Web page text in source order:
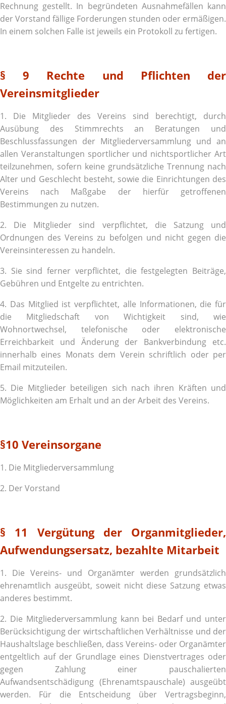
Rechnung gestellt. In begründeten Ausnahmefällen kann
der Vorstand fällige Forderungen stunden oder ermäßigen.
In einem solchen Falle ist jeweils ein Protokoll zu fertigen.
§ 9 Rechte und Pflichten der
Vereinsmitglieder
1. Die Mitglieder des Vereins sind berechtigt, durch
Ausübung des Stimmrechts an Beratungen und
Beschlussfassungen der Mitgliederversammlung und an
allen Veranstaltungen sportlicher und nichtsportlicher Art
teilzunehmen, sofern keine grundsätzliche Trennung nach
Alter und Geschlecht besteht, sowie die Einrichtungen des
Vereins nach Maßgabe der hierfür getroffenen
Bestimmungen zu nutzen.
2. Die Mitglieder sind verpflichtet, die Satzung und
Ordnungen des Vereins zu befolgen und nicht gegen die
Vereinsinteressen zu handeln.
3. Sie sind ferner verpflichtet, die festgelegten Beiträge,
Gebühren und Entgelte zu entrichten.
4. Das Mitglied ist verpflichtet, alle Informationen, die für
die Mitgliedschaft von Wichtigkeit sind, wie
Wohnortwechsel, telefonische oder elektronische
Erreichbarkeit und Änderung der Bankverbindung etc.
innerhalb eines Monats dem Verein schriftlich oder per
Email mitzuteilen.
5. Die Mitglieder beteiligen sich nach ihren Kräften und
Möglichkeiten am Erhalt und an der Arbeit des Vereins.
§10 Vereinsorgane
1. Die Mitgliederversammlung
2. Der Vorstand
§ 11 Vergütung der Organmitglieder,
Aufwendungsersatz, bezahlte Mitarbeit
1. Die Vereins- und Organämter werden grundsätzlich
ehrenamtlich ausgeübt, soweit nicht diese Satzung etwas
anderes bestimmt.
2. Die Mitgliederversammlung kann bei Bedarf und unter
Berücksichtigung der wirtschaftlichen Verhältnisse und der
Haushaltslage beschließen, dass Vereins- oder Organämter
entgeltlich auf der Grundlage eines Dienstvertrages oder
gegen Zahlung einer pauschalierten
Aufwandsentschädigung (Ehrenamtspauschale) ausgeübt
werden. Für die Entscheidung über Vertragsbeginn,